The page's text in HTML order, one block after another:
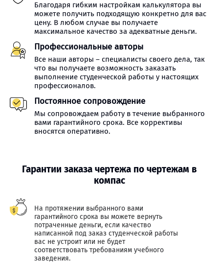
Благодаря гибким настройкам калькулятора вы
можете получить подходящую конкретно для вас
цену. В любом случае вы получаете
максимальное качество за адекватные деньги.
Профессиональные авторы
Все наши авторы – специалисты своего дела, так
что вы получаете возможность заказать
выполнение студенческой работы у настоящих
профессионалов.
Постоянное сопровождение
Мы сопровождаем работу в течение выбранного
вами гарантийного срока. Все коррективы
вносятся оперативно.
Гарантии заказа чертежа по чертежам в
компас
На протяжении выбранного вами
гарантийного срока вы можете вернуть
потраченные деньги, если качество
написанной под заказ студенческой работы
вас не устроит или не будет
соответствовать требованиям учебного
заведения.